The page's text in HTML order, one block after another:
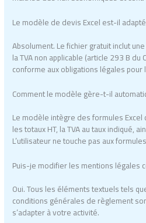
Le modèle de devis Excel est-il
Absolument. Le fichier gratuit inclut
la TVA non applicable (article 293 B du
conforme aux obligations légales
Comment le modèle gère-t-il
Le modèle intègre des formules
les totaux HT, la TVA au taux indiqué,
L’utilisateur ne touche pas aux
Puis-je modifier les mentions légales
Oui. Tous les éléments textuels tels
conditions générales de règlement
s’adapter à votre activité.